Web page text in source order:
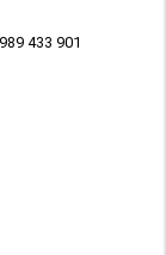
433 901